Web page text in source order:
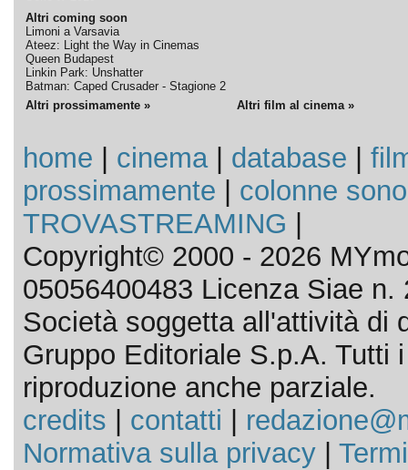
Altri coming soon
Limoni a Varsavia
Ateez: Light the Way in Cinemas
Queen Budapest
Linkin Park: Unshatter
Batman: Caped Crusader - Stagione 2
Altri prossimamente » Altri film al cinema »
home cinema| database
prossimamente
colonne
TROVASTREAMING
Copyright© 2000 - 2026
05056400483 Licenza Siae n.
Società soggetta all'attività di
Gruppo Editoriale S.p.A. Tutti
riproduzione anche parziale.
credits
contatti
Normativa sulla privacy|